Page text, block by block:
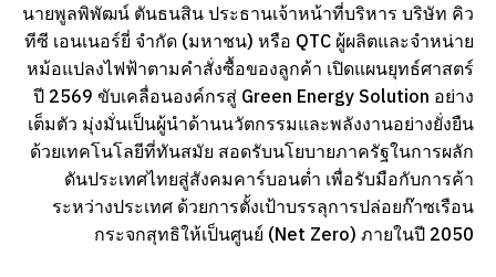
นายพูลพิพัฒน์ ตันธนสิน ประธานเจ้าหน้าที่บริหาร บริษัท คิว
ทีซี เอนเนอร์ยี่ จำกัด (มหาชน) หรือ QTC ผู้ผลิตและจำหน่าย
หม้อแปลงไฟฟ้าตามคำสั่งซื้อของลูกค้า เปิดแผนยุทธ์ศาสตร์
ปี 2569 ขับเคลื่อนองค์กรสู่ Green Energy Solution อย่าง
เต็มตัว มุ่งมั่นเป็นผู้นำด้านนวัตกรรมและพลังงานอย่างยั่งยืน
ด้วยเทคโนโลยีที่ทันสมัย สอดรับนโยบายภาครัฐในการผลัก
ดันประเทศไทยสู่สังคมคาร์บอนต่ำ เพื่อรับมือกับการค้า
ระหว่างประเทศ ด้วยการตั้งเป้าบรรลุการปล่อยก๊าซเรือน
กระจกสุทธิให้เป็นศูนย์ (Net Zero) ภายในปี 2050